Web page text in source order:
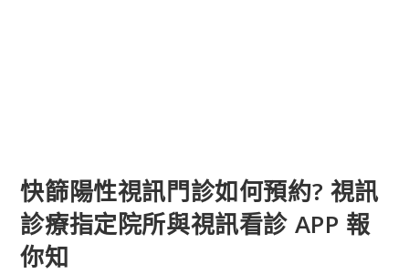
快篩陽性視訊門診如何預約? 視訊
診療指定院所與視訊看診 APP 報
你知